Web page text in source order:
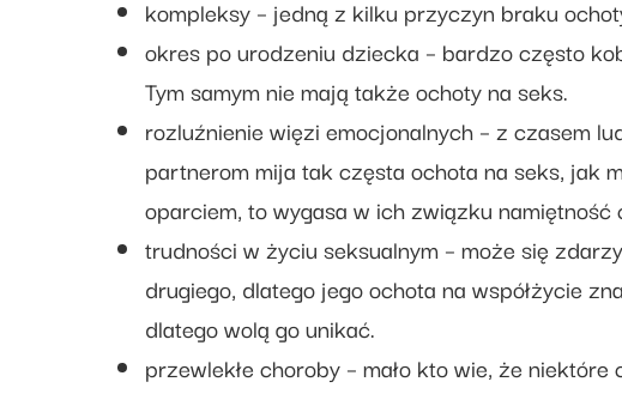
kompleksy – jedną z kilku przyczyn braku
okres po urodzeniu dziecka – bardzo często
Tym samym nie mają także ochoty na seks.
rozluźnienie więzi emocjonalnych – z czasem
partnerom mija tak częsta ochota na seks, jak
oparciem, to wygasa w ich związku namiętność
trudności w życiu seksualnym – może się
drugiego, dlatego jego ochota na współżycie
dlatego wolą go unikać.
przewlekłe choroby – mało kto wie, że